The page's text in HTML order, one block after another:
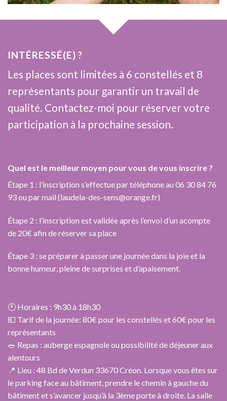
INTÉRESSÉ(E) ?
Les places sont limitées à 6 constellés et 8
représentants pour garantir un travail de
qualité. Contactez-moi pour réserver votre
participation à la prochaine session.
Quel est le meilleur moyen pour vous de vous inscrire ?
Étape 1 : l’inscription s’effectue par téléphone au 06 30 84 76
93 ou par mail (laudela-des-sens@orange.fr)
Étape 2 : l’inscription est validée après l’envoi d’un acompte
de 20€ afin de réserver sa place
Étape 3 : se préparer à passer une journée dans la joie et la
bonne humeur, pleine de surprises et d’apaisement.
🕙 Horaires : 9h30 à 18h30
💶 Tarif de la journée: 80€ pour les constellés et 60€ pour les
représentants
🥗 Repas : auberge espagnole ou possibilité de déjeuner aux
alentours
📍 Lieu : 48 Bd de Verdun 33670 Créon. Lorsque vous êtes sur
le parking face au bâtiment, prendre le chemin à gauche du
bâtiment et s’avancer jusqu’à la 3ème porte à droite. La salle